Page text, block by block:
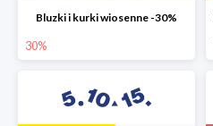
Bluzki i kurki wiosenne -30%
30%